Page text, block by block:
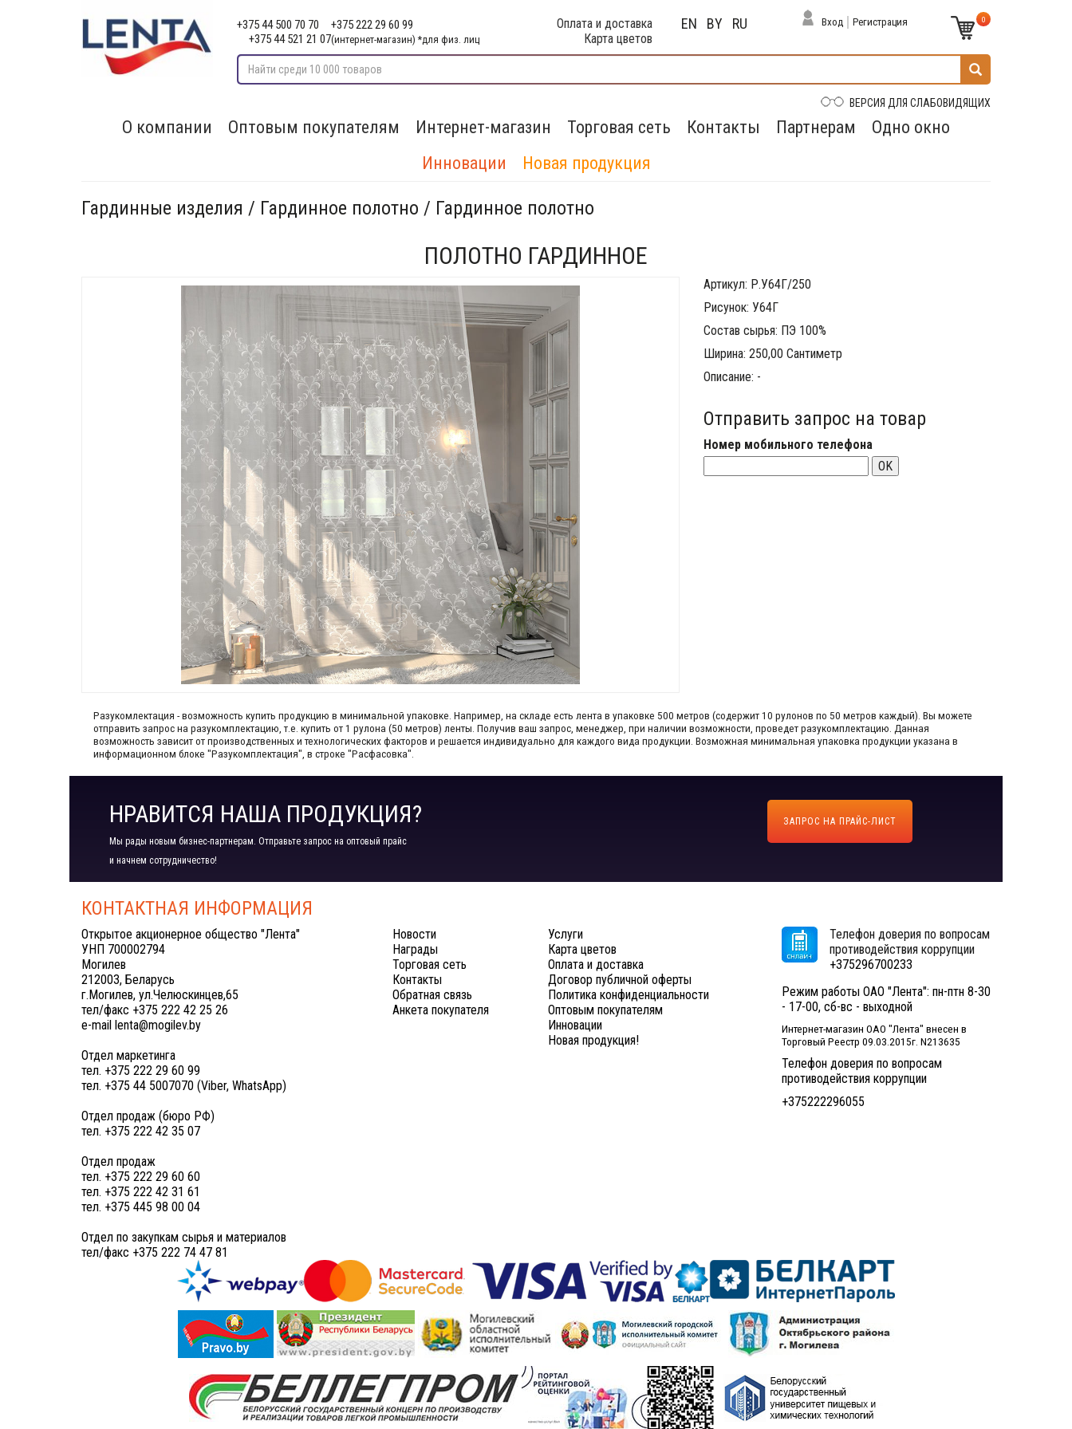
+375 44 500 70 70
+375 222 29 60 99
+375 44 521 21 07(интернет-магазин) *для физ. лиц
Оплата и доставка
Карта цветов
EN BY RU Вход Регистрация 0
ВЕРСИЯ ДЛЯ СЛАБОВИДЯЩИХ
О компании Оптовым покупателям Интернет-магазин Торговая сеть Контакты Партнерам
Одно окно
Инновации
Новая продукция
Гардинные изделия / Гардинное полотно / Гардинное полотно
ПОЛОТНО ГАРДИННОЕ
Артикул: Р.У64Г/250
Рисунок: У64Г
Состав сырья: ПЭ 100%
Ширина: 250,00 Сантиметр
Описание: -
Отправить запрос на товар
Номер мобильного телефона
OK
Разукомлектация - возможность купить продукцию в минимальной упаковке. Например, на складе​ есть лента в упаковке 500 метров (содержит 10 рулонов по 50 метров каждый).​ Вы можете
отправить запрос на разукомплектацию, т.е. купить от 1 рулона (50 метров) ленты. Получив ваш запрос,​ менеджер, при наличии возможности, проведет разукомплектацию. Данная
возможность зависит от производственных​ и технологических факторов и решается индивидуально для каждого вида продукции.​ Возможная минимальная упаковка продукции указана в
информационном блоке "Разукомплектация", в строке "Расфасовка".
НРАВИТСЯ НАША ПРОДУКЦИЯ?
Мы рады новым бизнес-партнерам. Отправьте запрос на оптовый прайс
и начнем сотрудничество!
ЗАПРОС НА ПРАЙС-ЛИСТ
КОНТАКТНАЯ ИНФОРМАЦИЯ
Открытое акционерное общество "Лента"
УНП 700002794
Могилев
212003, Беларусь
г.Могилев, ул.Челюскинцев,65
тел/факс +375 222 42 25 26
e-mail lenta@mogilev.by
Отдел маркетинга
тел. +375 222 29 60 99
тел. +375 44 5007070 (Viber, WhatsApp)
Отдел продаж (бюро РФ)
тел. +375 222 42 35 07
Отдел продаж
тел. +375 222 29 60 60
тел. +375 222 42 31 61
тел. +375 445 98 00 04
Отдел по закупкам сырья и материалов
тел/факс +375 222 74 47 81
Новости
Награды
Торговая сеть
Контакты
Обратная связь
Анкета покупателя
Услуги
Карта цветов
Оплата и доставка
Договор публичной оферты
Политика конфиденциальности
Оптовым покупателям
Инновации
Новая продукция!
Телефон доверия по вопросам
противодействия коррупции
+375296700233
Режим работы ОАО "Лента": пн-птн 8-30
- 17-00, сб-вс - выходной
Интернет-магазин ОАО "Лента" внесен в
Торговый Реестр 09.03.2015г. N213635
Телефон доверия по вопросам
противодействия коррупции
+375222296055